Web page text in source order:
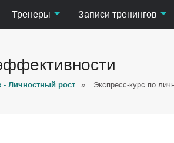
Тренеры Записи тренингов
- Личностный рост » Экспресс-курс по